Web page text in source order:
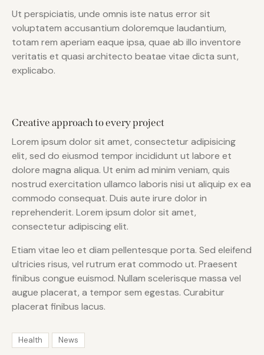
Ut perspiciatis, unde omnis iste natus error sit
voluptatem accusantium doloremque laudantium,
totam rem aperiam eaque ipsa, quae ab illo inventore
veritatis et quasi architecto beatae vitae dicta sunt,
explicabo.
Creative approach to every project
Lorem ipsum dolor sit amet, consectetur adipisicing
elit, sed do eiusmod tempor incididunt ut labore et
dolore magna aliqua. Ut enim ad minim veniam, quis
nostrud exercitation ullamco laboris nisi ut aliquip ex ea
commodo consequat. Duis aute irure dolor in
reprehenderit. Lorem ipsum dolor sit amet,
consectetur adipiscing elit.
Etiam vitae leo et diam pellentesque porta. Sed eleifend
ultricies risus, vel rutrum erat commodo ut. Praesent
finibus congue euismod. Nullam scelerisque massa vel
augue placerat, a tempor sem egestas. Curabitur
placerat finibus lacus.
Health News